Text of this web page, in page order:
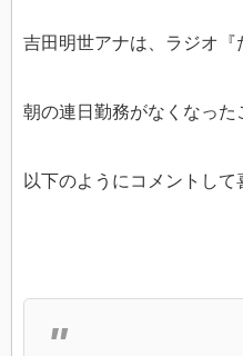
吉田明世アナは、ラジオ『
朝の連日勤務がなくなった
以下のようにコメントして